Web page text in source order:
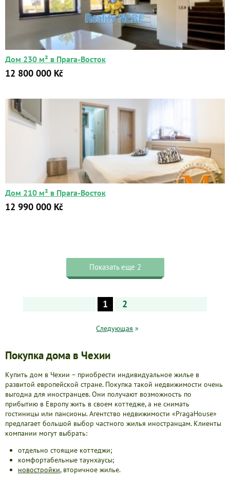
Покупка дома в Чехии
Купить дом в Чехии – приобрести индивидуальное жилье в
развитой европейской стране. Покупка такой недвижимости очень
выгодна для иностранцев. Они получают возможность по
прибытию в Европу жить в своем коттедже, а не снимать
гостиницы или пансионы. Агентство недвижимости «PragaHouse»
предлагает большой выбор частного жилья иностранцам. Клиенты
компании могут выбрать:
отдельно стоящие коттеджи;
комфортабельные таунхаусы;
новостройки, вторичное жилье.
Дом 230 м² в Прага-Восток
12 800 000 Kč
Дом 210 м² в Прага-Восток
12 990 000 Kč
Показать еще 2
1 2
Следующая »